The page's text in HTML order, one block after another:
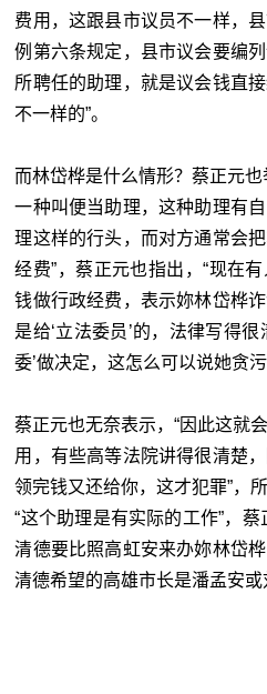
费用，这跟县市议员不一样，
例第六条规定，县市议会要编
所聘任的助理，就是议会钱直
不一样的”。
而林岱桦是什么情形？蔡正元
一种叫便当助理，这种助理有
理这样的行头，而对方通常会
经费”，蔡正元也指出，“现在
钱做行政经费，表示妳林岱桦
是给‘立法委员 ’的，法律写得很
委’做决定，这怎么可以说她贪污
蔡正元也无奈表示，“因此这就
用，有些高等法院讲得很清楚
领完钱又还给你，这才犯罪”，
“这个助理是有实际的工作”，
清德要比照高虹安来办妳林岱
清德希望的高雄市长是潘孟安或